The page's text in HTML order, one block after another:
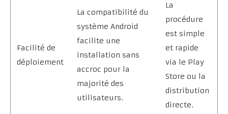
Facilité de
déploiement
La compatibilité du
système Android
facilite une
installation sans
accroc pour la
majorité des
utilisateurs.
La
procédure
est simple
et rapide
via le Play
Store ou la
distribution
directe.